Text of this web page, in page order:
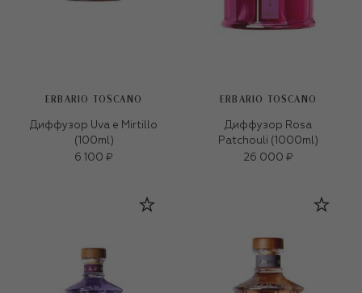
ERBARIO TOSCANO
Диффузор Uva e Mirtillo
(100ml)
6 100 ₽
ERBARIO TOSCANO
Диффузор Rosa
Patchouli (1000ml)
26 000 ₽